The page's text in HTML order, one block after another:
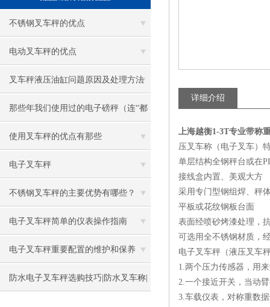
不锈钢叉车秤的优点
电动叉车秤的优点
叉车秤液压油缸问题原因及处理方法
那些年我们使用过的电子磅秤（连“都
叫兽”都不知道）
使用叉车秤的优点有那些
电子叉车秤
不锈钢叉车秤的主要优势有哪些？
电子叉车秤简单的仪表操作指南
电子叉车秤重要配置的维护和保养
防水电子叉车秤选购技巧|防水叉车称|
详细介绍
上海越衡1-3T专业带称
压叉车称（电子叉车）
单层结构全钢秤台或在
接线盒内置、美观大方
采用专门型钢组焊、秤
平板或花纹钢板台面
表面经喷砂烤漆处理，
可选用全不锈钢材质，
电子叉车秤（液压叉车
1.两个压力传感器，用
2.一个接近开关，当动
3.车载仪表，对称重数